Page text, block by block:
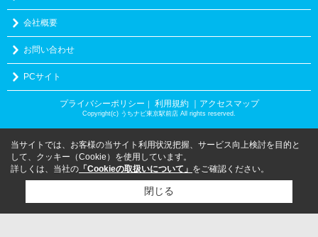
会社概要
お問い合わせ
PCサイト
プライバシーポリシー ｜ 利用規約 ｜アクセスマップ
Copyright(c) うちナビ東京駅前店 All rights reserved.
当サイトでは、お客様の当サイト利用状況把握、サービス向上検討を目的と
して、クッキー（Cookie）を使用しています。
詳しくは、当社の 「Cookieの取扱いについて」 をご確認ください。
閉じる